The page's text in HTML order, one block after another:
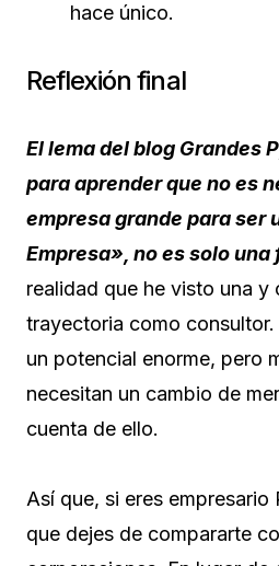
hace único.
Reflexión final
El lema del blog Grandes
para aprender que no es
empresa grande para ser
Empresa», no es solo
realidad que he visto una y
trayectoria como consultor.
un potencial enorme, pero
necesitan un cambio de
cuenta de ello.
Así que, si eres empresario
que dejes de compararte